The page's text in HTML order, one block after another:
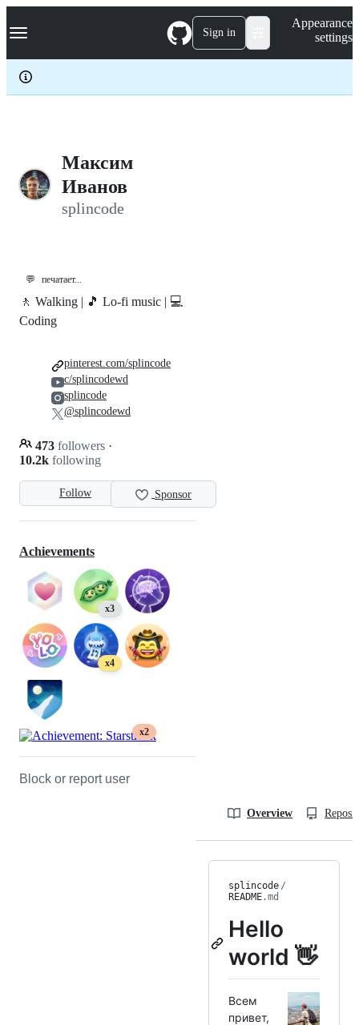
k
p
c
Navigation Menu Sign in
Appearance
settings
Максим
Иванов
splincode
💬 печатает...
Follow Sponsor
🚶 Walking | 🎵 Lo-fi music | 💻
Coding
473 followers ·
10.2k following
pinterest.com/splincode
c/splincodewd
splincode
@splincodewd
Achievements
x3
x4
x2
Block or report user
Overview
splincode /
README.md
Hello
world 👋
Всем
привет,